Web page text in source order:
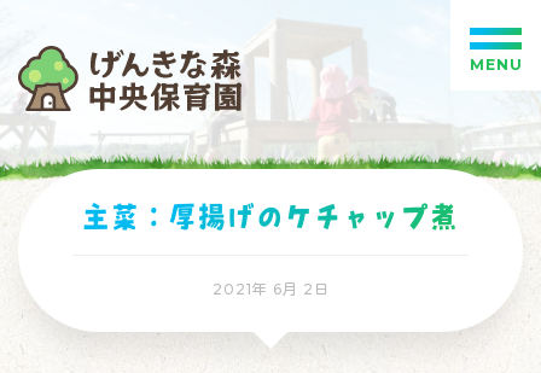
主菜：厚揚げのケチャップ煮
2021年 6月 2日
MENU